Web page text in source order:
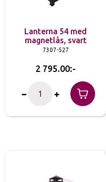
Lanterna 54 med
magnetlås, svart
7307-527
2 795.00